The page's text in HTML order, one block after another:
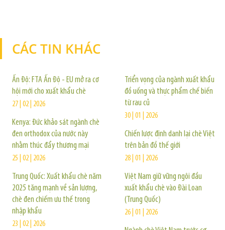
CÁC TIN KHÁC
Ấn Độ: FTA Ấn Độ - EU mở ra cơ
hội mới cho xuất khẩu chè
27 | 02 | 2026
Kenya: Đức khảo sát ngành chè
đen orthodox của nước này
nhằm thúc đẩy thương mại
25 | 02 | 2026
Trung Quốc: Xuất khẩu chè năm
2025 tăng mạnh về sản lượng,
chè đen chiếm ưu thế trong
nhập khẩu
23 | 02 | 2026
Triển vọng của ngành xuất khẩu
đồ uống và thực phẩm chế biến
từ rau củ
30 | 01 | 2026
Chiến lược định danh lại chè Việt
trên bản đồ thế giới
28 | 01 | 2026
Việt Nam giữ vững ngôi đầu
xuất khẩu chè vào Đài Loan
(Trung Quốc)
26 | 01 | 2026